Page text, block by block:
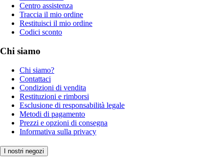
Centro assistenza
Traccia il mio ordine
Restituisci il mio ordine
Codici sconto
Chi siamo
Chi siamo?
Contattaci
Condizioni di vendita
Restituzioni e rimborsi
Esclusione di responsabilità legale
Metodi di pagamento
Prezzi e opzioni di consegna
Informativa sulla privacy
I nostri negozi